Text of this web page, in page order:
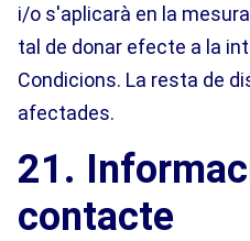
i/o s'aplicarà en la
tal de donar efecte a la
Condicions. La resta de
afectades.
21.
contacte